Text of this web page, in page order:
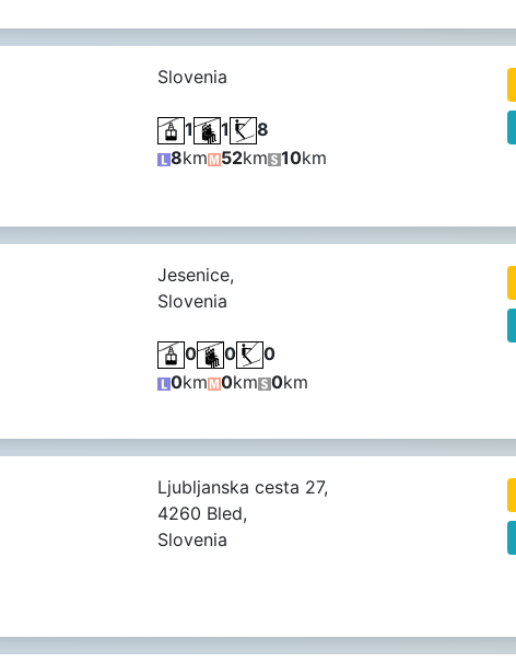
Slovenia
1 1
8
8km 52km 10km
Jesenice,
Slovenia
0 0
0
0km 0km 0km
Ljubljanska cesta 27,
4260 Bled,
Slovenia